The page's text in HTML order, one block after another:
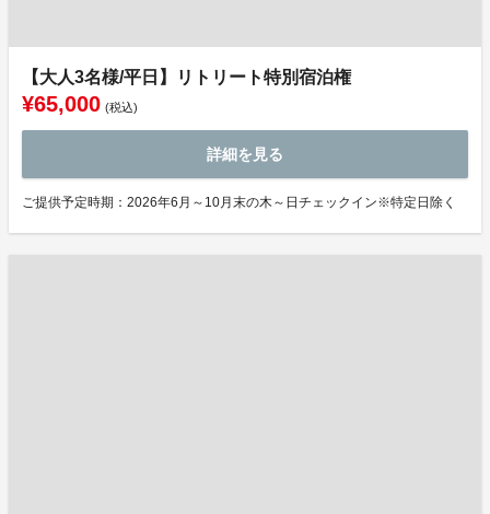
【大人3名様/平日】リトリート特別宿泊権
¥65,000 (税込)
詳細を見る
ご提供予定時期：2026年6月～10月末の木～日チェックイン※特定日除く